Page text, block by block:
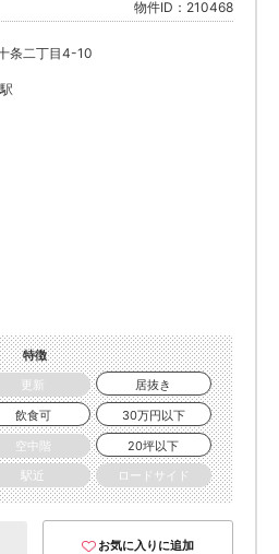
物件ID：210468
条二丁目4-10
特徴
更新
居抜き
飲食可
30万円以下
空中階
20坪以下
駅近 ロードサイド
お気に入りに追加